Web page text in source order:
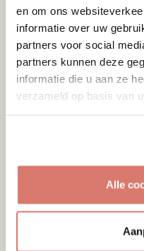
en om ons
informatie over uw
partners voor social
partners kunnen deze
informatie die u aan ze
verzameld op basis van
Alle
Adoptie 08-08-2026
Woozles
Beringen